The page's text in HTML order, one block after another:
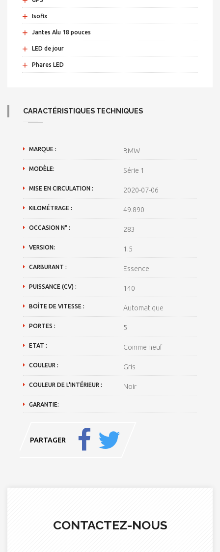
+ Isofix
+ Jantes Alu 18 pouces
+ LED de jour
+ Phares LED
CARACTÉRISTIQUES TECHNIQUES
MARQUE : BMW
MODÈLE: Série 1
MISE EN CIRCULATION : 2020-07-06
KILOMÉTRAGE : 49.890
OCCASION N° : 283
VERSION: 1.5
CARBURANT : Essence
PUISSANCE (CV) : 140
BOÎTE DE VITESSE : Automatique
PORTES : 5
ETAT : Comme neuf
COULEUR : Gris
COULEUR DE L'INTÉRIEUR : Noir
GARANTIE:
PARTAGER
CONTACTEZ-NOUS